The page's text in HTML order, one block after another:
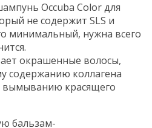
Occuba Color для
не содержит SLS и
минимальный, нужна всего
окрашенные волосы,
содержанию коллагена
вымыванию красящего
бальзам-